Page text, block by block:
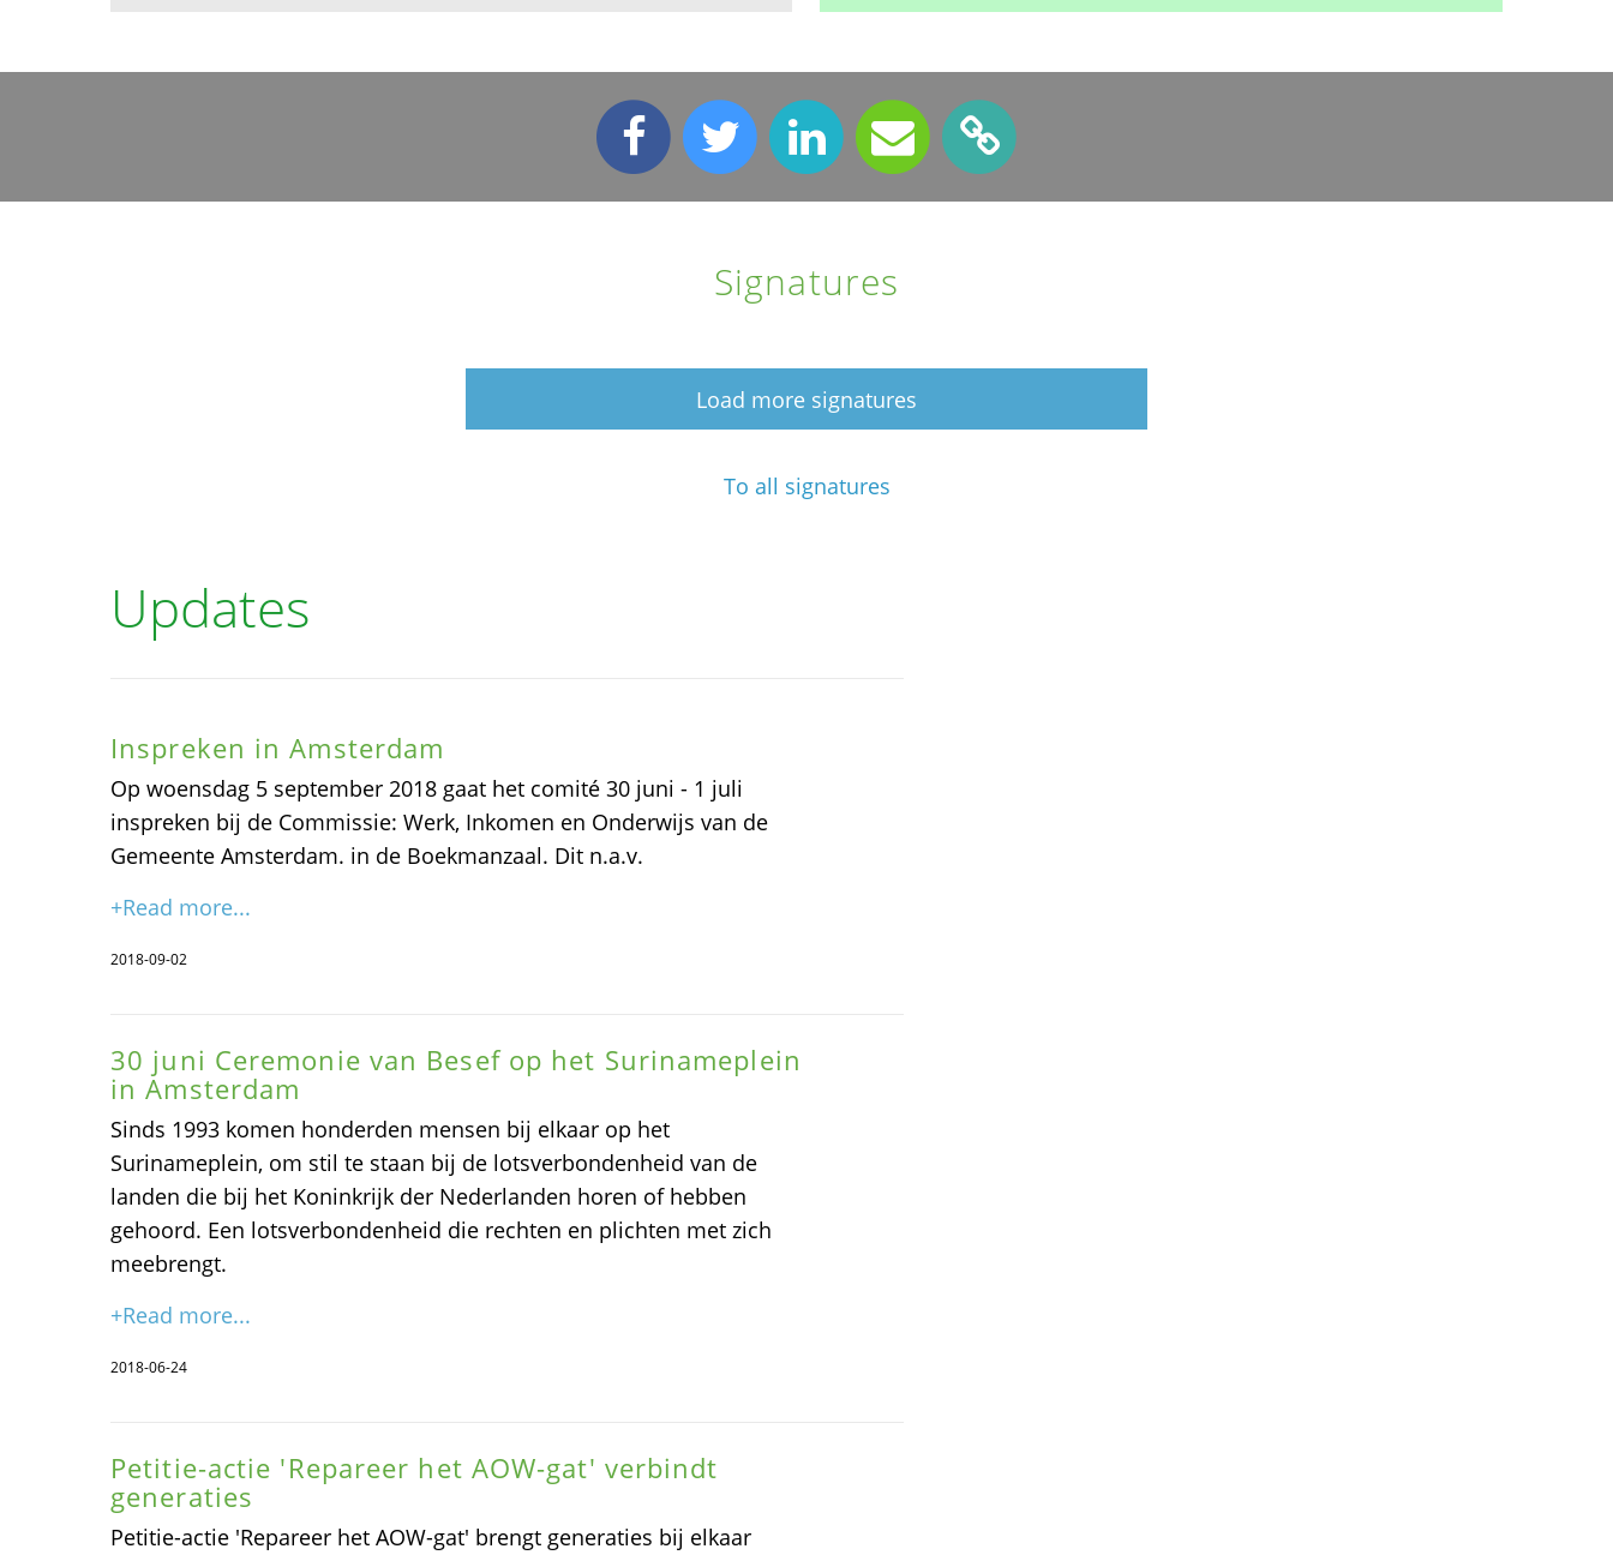
Signatures
Load more signatures
To all signatures
Updates
Inspreken in Amsterdam
Op woensdag 5 september 2018 gaat het comité 30 juni - 1 juli
inspreken bij de Commissie: Werk, Inkomen en Onderwijs van de
Gemeente Amsterdam. in de Boekmanzaal. Dit n.a.v.
+Read more...
2018-09-02
30 juni Ceremonie van Besef op het Surinameplein
in Amsterdam
Sinds 1993 komen honderden mensen bij elkaar op het
Surinameplein, om stil te staan bij de lotsverbondenheid van de
landen die bij het Koninkrijk der Nederlanden horen of hebben
gehoord. Een lotsverbondenheid die rechten en plichten met zich
meebrengt.
+Read more...
2018-06-24
Petitie-actie 'Repareer het AOW-gat' verbindt
generaties
Petitie-actie 'Repareer het AOW-gat' brengt generaties bij elkaar